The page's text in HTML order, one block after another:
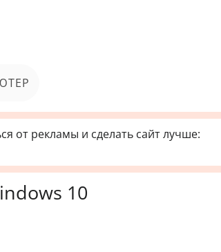
от рекламы и сделать сайт лучше:
10